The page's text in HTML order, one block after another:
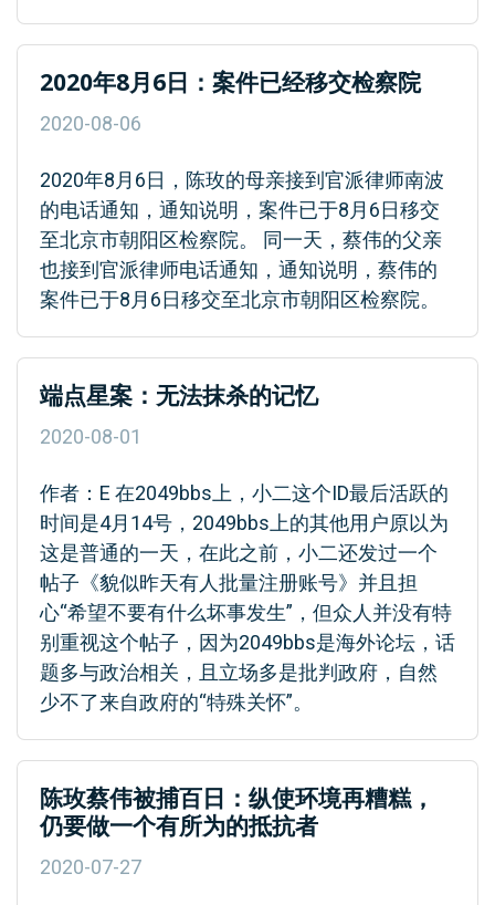
2020年8月6日：案件已经移交检察院
2020-08-06
2020年8月6日，陈玫的母亲接到官派律师南波
的电话通知，通知说明，案件已于8月6日移交
至北京市朝阳区检察院。 同一天，蔡伟的父亲
也接到官派律师电话通知，通知说明，蔡伟的
案件已于8月6日移交至北京市朝阳区检察院。
端点星案：无法抹杀的记忆
2020-08-01
作者：E 在2049bbs上，小二这个ID最后活跃的
时间是4月14号，2049bbs上的其他用户原以为
这是普通的一天，在此之前，小二还发过一个
帖子《貌似昨天有人批量注册账号》并且担
心“希望不要有什么坏事发生”，但众人并没有特
别重视这个帖子，因为2049bbs是海外论坛，话
题多与政治相关，且立场多是批判政府，自然
少不了来自政府的“特殊关怀”。
陈玫蔡伟被捕百日：纵使环境再糟糕，
仍要做一个有所为的抵抗者
2020-07-27